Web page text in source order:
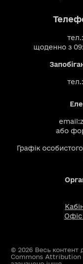
щоденно з
email:
або
Графік
Офіс
© 2026 Весь контент
Commons Attribution